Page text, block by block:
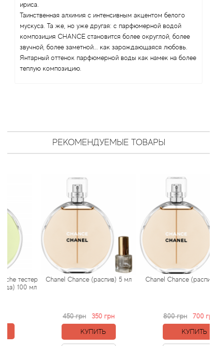
ириса.
Таинственная алхимия с интенсивным акцентом белого
мускуса. Та же, но уже другая: с парфюмерной водой
композиция CHANCE становится более округлой, более
звучной, более заметной... как зарождающаяся любовь.
Янтарный оттенок парфюмерной воды как намек на более
теплую композицию.
РЕКОМЕНДУЕМЫЕ ТОВАРЫ
мл
Chanel Chance (распив) 5 мл
450 грн
350 грн
КУПИТЬ
Chanel Chance (распив) 10
800 грн
700 грн
КУПИТЬ
Atelier Cologne
Atelier Des Ors
Atelier Flou
Attar Collection
Azalia Parfums
Azzaro
Baldessarini
Baldinini
Balmain